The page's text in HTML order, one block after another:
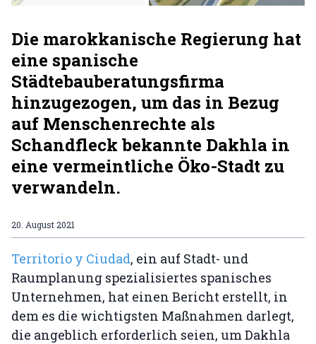
Die marokkanische Regierung hat
eine spanische
Städtebauberatungsfirma
hinzugezogen, um das in Bezug
auf Menschenrechte als
Schandfleck bekannte Dakhla in
eine vermeintliche Öko-Stadt zu
verwandeln.
20. August 2021
Territorio y Ciudad, ein auf Stadt- und
Raumplanung spezialisiertes spanisches
Unternehmen, hat einen Bericht erstellt, in
dem es die wichtigsten Maßnahmen darlegt,
die angeblich erforderlich seien, um Dakhla